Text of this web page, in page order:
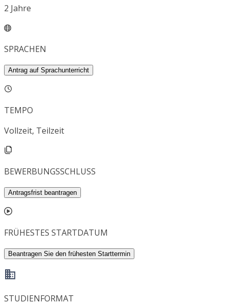
2 Jahre
SPRACHEN
Antrag auf Sprachunterricht
TEMPO
Vollzeit, Teilzeit
BEWERBUNGSSCHLUSS
Antragsfrist beantragen
FRÜHESTES STARTDATUM
Beantragen Sie den frühesten Starttermin
STUDIENFORMAT